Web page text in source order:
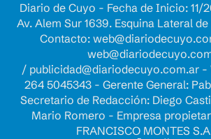
Diario de Cuyo - Fecha de Inicio: 11/
Av. Alem Sur 1639. Esquina Lateral
Contacto:
/ publicidad@diariodecuyo.com.ar-
264 5045343 - Gerente General:
Secretario de Redacción: Diego
Mario Romero - Empresa
FRANCISCO MONTES